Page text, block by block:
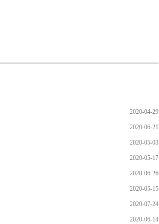
2020-04-29
2020-06-21
2020-05-03
2020-05-17
2020-06-26
2020-05-15
2020-07-24
2020-06-14